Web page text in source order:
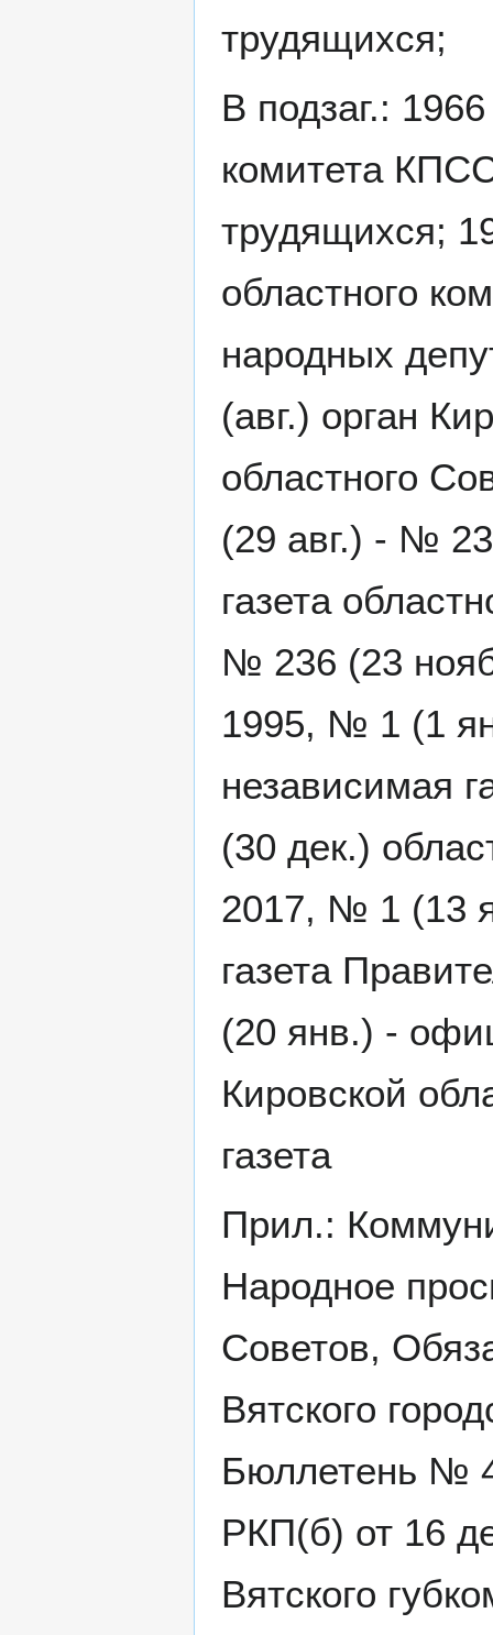
трудящихся;
В подзаг.:
комитета
трудящихся;
областного
народных
(авг.) орган
областного
(29 авг.) - №
газета
№ 236 (23
1995, № 1 (1
независимая
(30 дек.)
2017, № 1 (13
газета
(20 янв.) -
Кировской
газета
Прил.:
Народное
Советов,
Вятского
Бюллетень №
РКП(б) от 16
Вятского